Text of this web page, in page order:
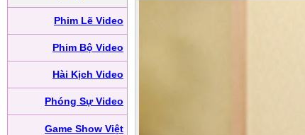
Phim Lẽ Video
Phim Bộ Video
Hài Kịch Video
Phóng Sự Video
Game Show Việt